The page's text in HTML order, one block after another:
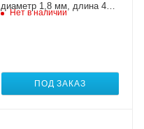
диаметр 1,8 мм, длина 400
Нет в наличии
ПОД ЗАКАЗ